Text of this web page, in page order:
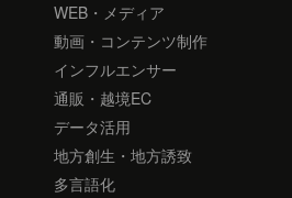
WEB・メディア
動画・コンテンツ制作
インフルエンサー
通販・越境EC
データ活用
地方創生・地方誘致
多言語化